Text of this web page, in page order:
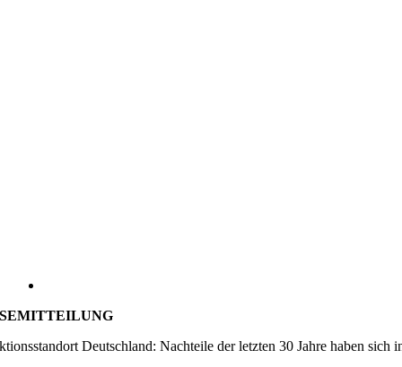
Deutschland: Nachteile der letzten 30 Jahre haben sich